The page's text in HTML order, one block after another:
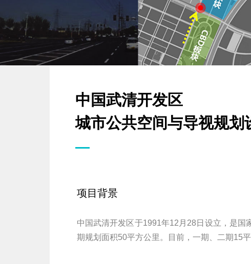
中国武清开发区
城市公共空间与导视规划
项目背景
中国武清开发区于1991年12月28日设立，是
期规划面积50平方公里。目前，一期、二期15